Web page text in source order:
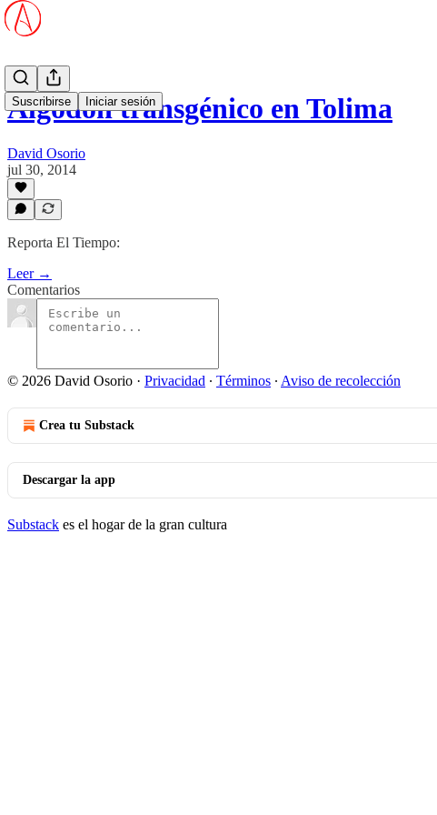
Suscribirse Iniciar sesión
Algodón transgénico en Tolima
David Osorio
jul 30, 2014
Reporta El Tiempo:
Leer →
Comentarios
© 2026 David Osorio · Privacidad ∙ Términos ∙ Aviso de recolección
Crea tu Substack
Descargar la app
Substack es el hogar de la gran cultura